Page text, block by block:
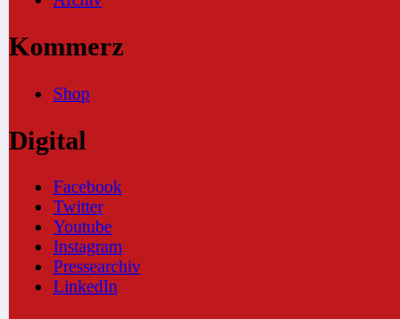
Kommerz
Shop
Digital
Facebook
Twitter
Youtube
Instagram
Pressearchiv
LinkedIn